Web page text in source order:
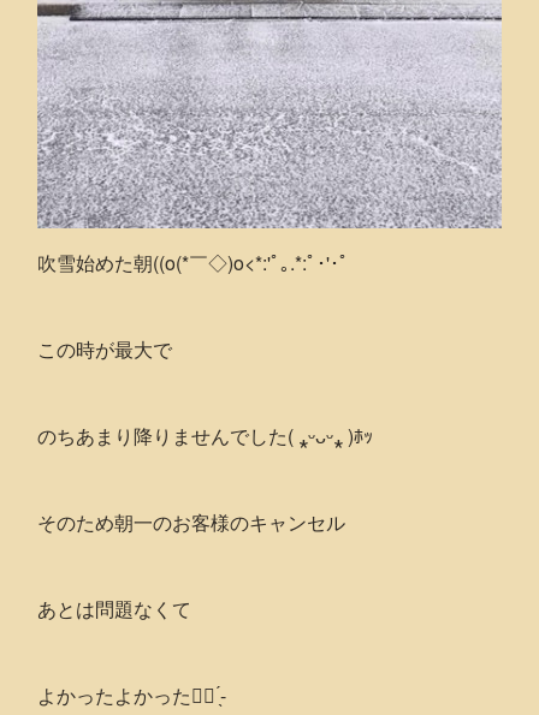
吹雪始めた朝((o(*￣◇)o<*:'ﾟ｡.*:ﾟ･'･ﾟ
この時が最大で
のちあまり降りませんでした( ⁎ᵕᴗᵕ⁎ )ﾎｯ
そのため朝一のお客様のキャンセル
あとは問題なくて
よかったよかった👍🏻 ̖́-‬